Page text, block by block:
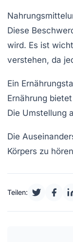
Diese
wird. Es ist
verstehen, da
Ein
Ernährung
Die Umstellung
Die
Körpers zu
Teilen: